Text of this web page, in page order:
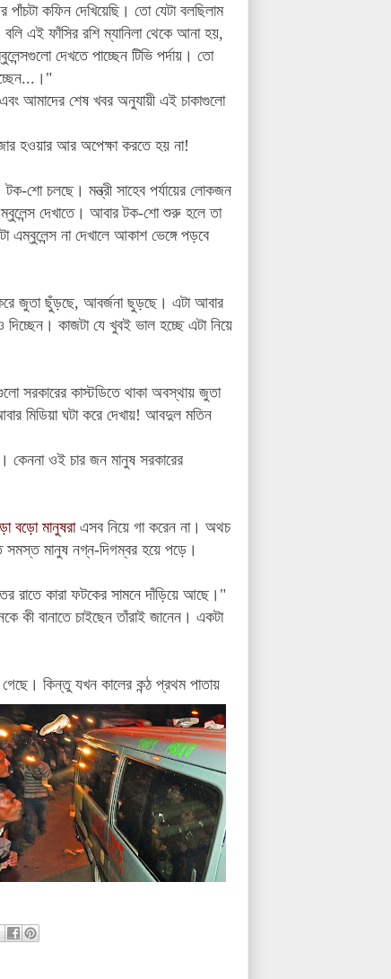
কফিন দেখিয়েছি। তো যেটা বলছিলাম
এই ফাঁসির রশি ম্যানিলা থেকে আনা হয়,
দেখতে পাচ্ছেন টিভি পর্দায়। তো
আমাদের শেষ খবর অনুযায়ী এই চাকাগুলো
হওয়ার আর অপেক্ষা করতে হয় না!
শো চলছে। মন্ত্রী সাহেব পর্যায়ের লোকজন
দেখাতে। আবার টক-শো শুরু হলে তা
এম্বুলেন্স না দেখালে আকাশ ভেঙ্গে পড়বে
জুতা ছুঁড়ছে, আবর্জনা ছুড়ছে। এটা আবার
দিচ্ছেন। কাজটা যে খুবই ভাল হচ্ছে এটা নিয়ে
সরকারের কাস্টডিতে থাকা অবস্থায় জুতা
মিডিয়া ঘটা করে দেখায়! আবদুল মতিন
কেননা ওই চার জন মানুষ সরকারের
বড়ো মানুষরাএসব নিয়ে গা করেন না। অথচ
সমস্ত মানুষ নগ্ন-দিগম্বর হয়ে পড়ে।
রাতে কারা ফটকের সামনে দাঁড়িয়ে আছে।"
কী বানাতে চাইছেন তাঁরাই জানেন। একটা
কিন্তু যখন কালের কন্ঠ প্রথম পাতায়